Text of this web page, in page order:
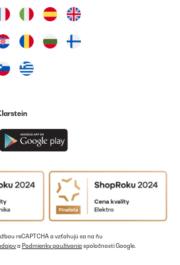
mit Omas Keramikbehältern an der
Luft nicht so trocken ist. Nur dass dieses
ist der Klarstein im Wohnzimmer aktiv, und das
Außentemperaturen von 30°C+ täglich. Dabei
tut der Klarstein sehr angenehm und
Luft bewegen und damit kühlen. Im Unterschied
Die Fernbedingung ist kein
Einzig beim Einschalten verströmt der
vor einen Plastikgeruch, welcher aber
und keine Abwertung rechtfertigt. Ein
bekannter Marken sind 150€ auch schon
Wir würden ihn wieder kaufen.
OVERENÁ KONTROLA
reCAPTCHA a vzťahujú sa na ňu
a Podmienky používania spoločnosti Google.